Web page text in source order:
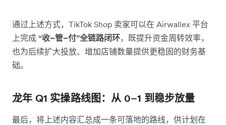
通过上述方式，TikTok Shop 卖家可以在 Airwallex 平台
上完成 “收–管–付”全链路闭环，既提升资金周转效率，
也为后续扩大投放、增加店铺数量提供更稳固的财务基
础。
龙年 Q1 实操路线图：从 0–1 到稳步放量
最后，将上述内容汇总成一条可落地的路线，供计划在